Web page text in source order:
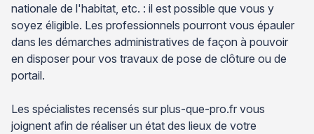
nationale de l'habitat, etc. : il est possible que vous y
soyez éligible. Les professionnels pourront vous épauler
dans les démarches administratives de façon à pouvoir
en disposer pour vos travaux de pose de clôture ou de
portail.
Les spécialistes recensés sur plus-que-pro.fr vous
joignent afin de réaliser un état des lieux de votre